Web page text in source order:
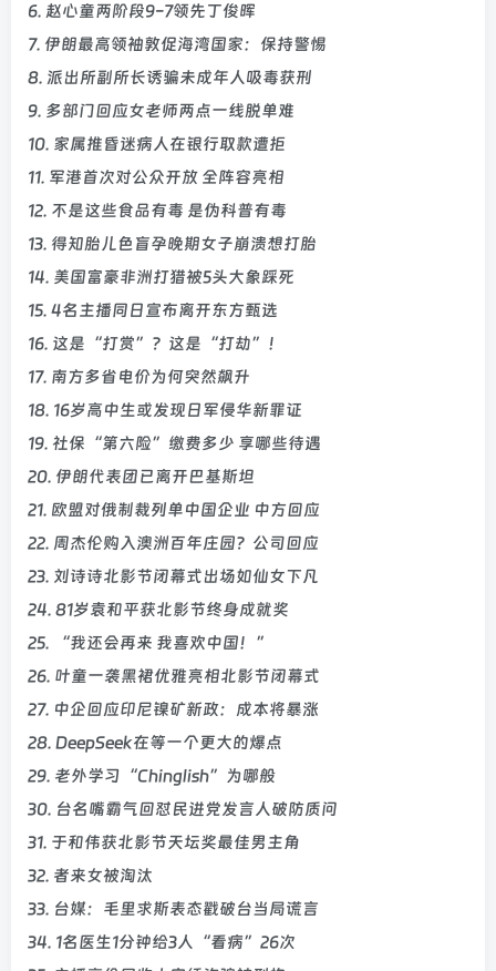
6. 赵心童两阶段9-7领先丁俊晖
7. 伊朗最高领袖敦促海湾国家：保持警惕
8. 派出所副所长诱骗未成年人吸毒获刑
9. 多部门回应女老师两点一线脱单难
10. 家属推昏迷病人在银行取款遭拒
11. 军港首次对公众开放 全阵容亮相
12. 不是这些食品有毒 是伪科普有毒
13. 得知胎儿色盲孕晚期女子崩溃想打胎
14. 美国富豪非洲打猎被5头大象踩死
15. 4名主播同日宣布离开东方甄选
16. 这是“打赏”？这是“打劫”！
17. 南方多省电价为何突然飙升
18. 16岁高中生或发现日军侵华新罪证
19. 社保“第六险”缴费多少 享哪些待遇
20. 伊朗代表团已离开巴基斯坦
21. 欧盟对俄制裁列单中国企业 中方回应
22. 周杰伦购入澳洲百年庄园？公司回应
23. 刘诗诗北影节闭幕式出场如仙女下凡
24. 81岁袁和平获北影节终身成就奖
25. “我还会再来 我喜欢中国！”
26. 叶童一袭黑裙优雅亮相北影节闭幕式
27. 中企回应印尼镍矿新政：成本将暴涨
28. DeepSeek在等一个更大的爆点
29. 老外学习“Chinglish”为哪般
30. 台名嘴霸气回怼民进党发言人破防质问
31. 于和伟获北影节天坛奖最佳男主角
32. 者来女被淘汰
33. 台媒：毛里求斯表态戳破台当局谎言
34. 1名医生1分钟给3人“看病”26次